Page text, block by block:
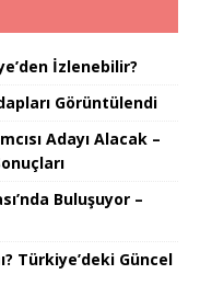
İzlenebilir?
Görüntülendi
Adayı Alacak –
Buluşuyor –
Türkiye’deki Güncel